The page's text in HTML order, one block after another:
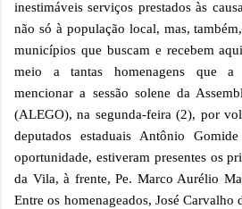
inestimáveis serviços prestados às
não só à população local, mas,
municípios que buscam e recebem
meio a tantas homenagens que a
mencionar a sessão solene da
(ALEGO), na segunda-feira (2), por
deputados estaduais Antônio
oportunidade, estiveram presentes os
da Vila, à frente, Pe. Marco Aurélio
Entre os homenageados, José Carvalho